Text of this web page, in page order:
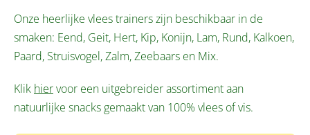
Onze heerlijke vlees trainers zijn beschikbaar in de
smaken: Eend, Geit, Hert, Kip, Konijn, Lam, Rund, Kalkoen,
Paard, Struisvogel, Zalm, Zeebaars en Mix.
Klik hiervoor een uitgebreider assortiment aan
natuurlijke snacks gemaakt van 100% vlees of vis.